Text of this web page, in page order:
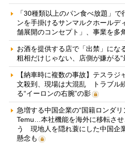
「30種類以上のパン食べ放題」
ンを手掛けるサンマルクホール
舗展開のコンセプト」、事業を多
お酒を提供する店で「出禁」に
粗相だけじゃない、店側が嫌がる“
【納車時に複数の事故】テスラジ
文殺到、現場は大混乱 トラブル
る“イーロンの右腕”の影
急増する中国企業の“国籍ロンダ
Temu…本社機能を海外に移転さ
う 現地人を隠れ蓑にした中国企
懸念も